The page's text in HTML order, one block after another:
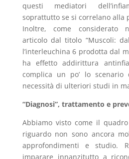
questi mediatori
soprattutto se si correlano alla
Inoltre, come considerato
articolo dal titolo “Muscoli:
l’interleuchina 6 prodotta dal
ha effetto addirittura
complica un po’ lo
necessità di ulteriori studi in
“Diagnosi”, trattamento e
Abbiamo visto come il
riguardo non sono ancora
approfondimenti e studio.
imparare innanzitutto a